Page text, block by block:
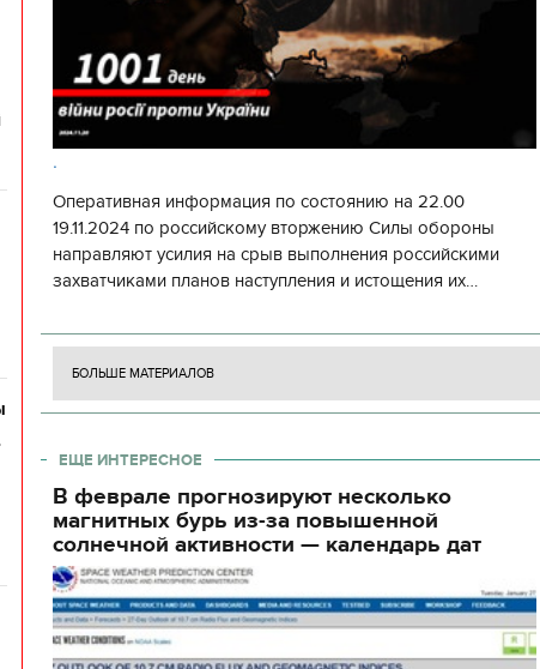
.
Оперативная информация по состоянию на 22.00
19.11.2024 по российскому вторжению Силы обороны
направляют усилия на срыв выполнения российскими
захватчиками планов наступления и истощения их
боевых ст
БОЛЬШЕ МАТЕРИАЛОВ
ЕЩЕ ИНТЕРЕСНОЕ
В феврале прогнозируют несколько
магнитных бурь из-за повышенной
солнечной активности — календарь дат